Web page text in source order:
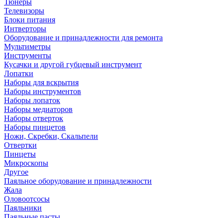
Тюнеры
Телевизоры
Блоки питания
Интверторы
Оборудование и принадлежности для ремонта
Мультиметры
Инструменты
Кусачки и другой губцевый инструмент
Лопатки
Наборы для вскрытия
Наборы инструментов
Наборы лопаток
Наборы медиаторов
Наборы отверток
Наборы пинцетов
Ножи, Скребки, Скальпели
Отвертки
Пинцеты
Микроскопы
Другое
Паяльное оборудование и принадлежности
Жала
Оловоотсосы
Паяльники